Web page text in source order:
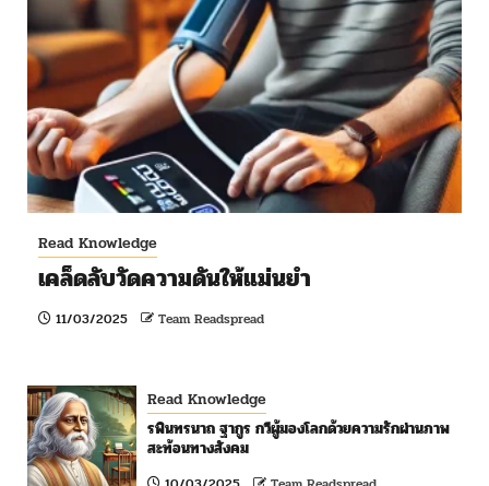
Read Knowledge
เคล็ดลับวัดความดันให้แม่นยำ
11/03/2025 Team Readspread
Read Knowledge
รพินทรนาถ ฐากูร กวีผู้มองโลกด้วยความรักผ่านภาพ
สะท้อนทางสังคม